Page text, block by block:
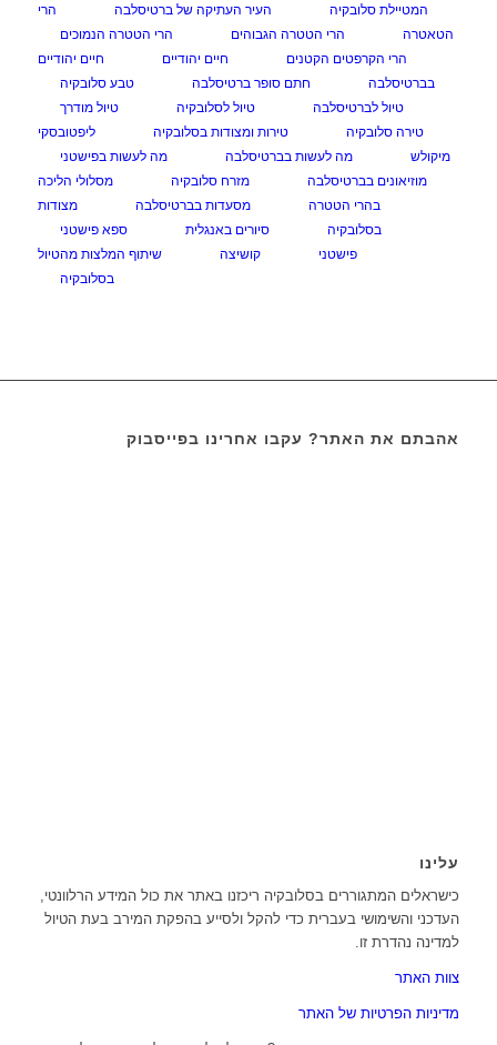
המטיילת סלובקיה
העיר העתיקה של ברטיסלבה
הרי
הטאטרה
הרי הטטרה הגבוהים
הרי הטטרה הנמוכים
הרי הקרפטים הקטנים
חיים יהודיים
חיים יהודיים
בברטיסלבה
חתם סופר ברטיסלבה
טבע סלובקיה
טיול לברטיסלבה
טיול לסלובקיה
טיול מודרך
טירה סלובקיה
טירות ומצודות בסלובקיה
ליפטובסקי
מיקולש
מה לעשות בברטיסלבה
מה לעשות בפישטני
מוזיאונים בברטיסלבה
מזרח סלובקיה
מסלולי הליכה
בהרי הטטרה
מסעדות בברטיסלבה
מצודות
בסלובקיה
סיורים באנגלית
ספא פישטני
פישטני
קושיצה
שיתוף המלצות מהטיול
בסלובקיה
אהבתם את האתר? עקבו אחרינו בפייסבוק
עלינו
כישראלים המתגוררים בסלובקיה ריכזנו באתר את כול המידע הרלוונטי,
העדכני והשימושי בעברית כדי להקל ולסייע בהפקת המירב בעת הטיול
למדינה נהדרת זו.
צוות האתר
מדיניות הפרטיות של האתר